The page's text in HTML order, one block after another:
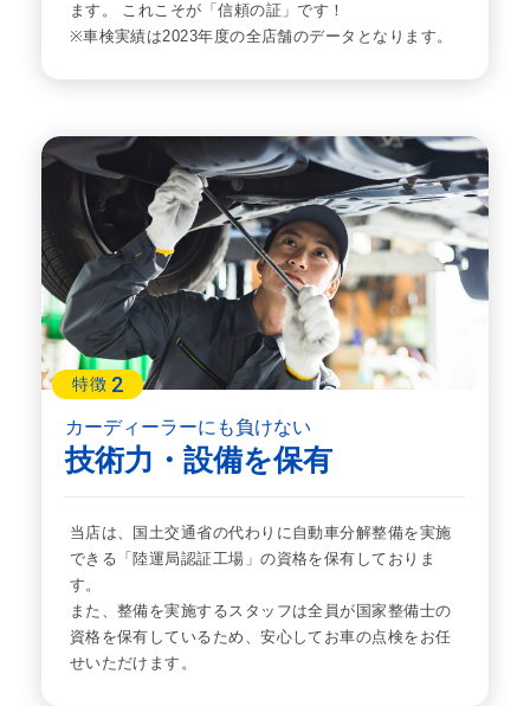
ます。 これこそが「信頼の証」です！
※車検実績は2023年度の全店舗のデータとなります。
特徴 2
カーディーラーにも負けない
技術力・設備を保有
当店は、国土交通省の代わりに自動車分解整備を実施
できる「陸運局認証工場」の資格を保有しておりま
す。
また、整備を実施するスタッフは全員が国家整備士の
資格を保有しているため、安心してお車の点検をお任
せいただけます。